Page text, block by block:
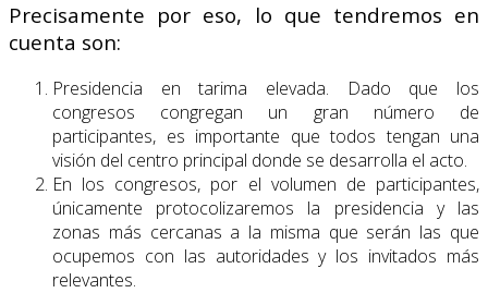
Precisamente por eso, lo que tendremos en
cuenta son:
Presidencia en tarima elevada. Dado que los
congresos congregan un gran número de
participantes, es importante que todos tengan una
visión del centro principal donde se desarrolla el acto.
En los congresos, por el volumen de participantes,
únicamente protocolizaremos la presidencia y las
zonas más cercanas a la misma que serán las que
ocupemos con las autoridades y los invitados más
relevantes.